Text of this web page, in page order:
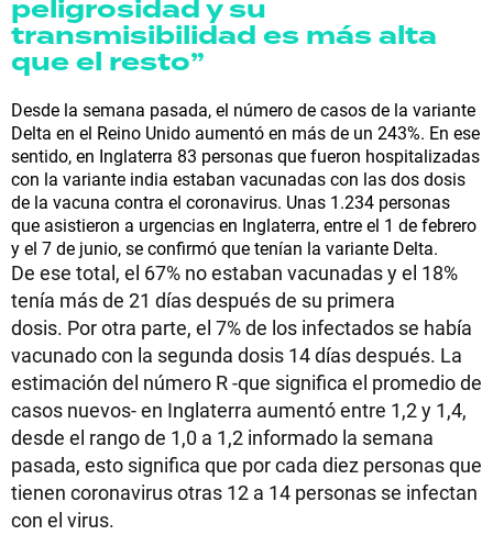
peligrosidad y su
transmisibilidad es más alta
que el resto”
Desde la semana pasada, el número de casos de la variante
Delta en el Reino Unido aumentó en más de un 243%. En ese
sentido, en Inglaterra 83 personas que fueron hospitalizadas
con la variante india estaban vacunadas con las dos dosis
de la vacuna contra el coronavirus. Unas 1.234 personas
que asistieron a urgencias en Inglaterra, entre el 1 de febrero
y el 7 de junio, se confirmó que tenían la variante Delta.
De ese total, el 67% no estaban vacunadas y el 18%
tenía más de 21 días después de su primera
dosis. Por otra parte, el 7% de los infectados se había
vacunado con la segunda dosis 14 días después. La
estimación del número R -que significa el promedio de
casos nuevos- en Inglaterra aumentó entre 1,2 y 1,4,
desde el rango de 1,0 a 1,2 informado la semana
pasada, esto significa que por cada diez personas que
tienen coronavirus otras 12 a 14 personas se infectan
con el virus.